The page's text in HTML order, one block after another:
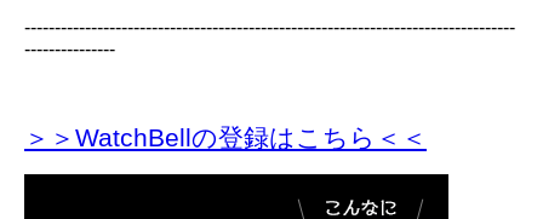
---------------------------------------------------------------------------------
---------------
＞＞WatchBellの登録はこちら＜＜